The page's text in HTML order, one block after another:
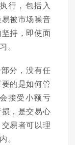
行，包括入
被市场噪音
持，即使面
。
分，没有任
的是如何管
接受小额亏
，是交易心
易者可以理
。